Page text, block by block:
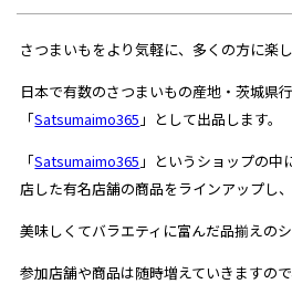
さつまいもをより気軽に、多くの方に楽
日本で有数のさつまいもの産地・茨城県
「Satsumaimo365 」として出品します。
「Satsumaimo365 」というショップの中
店した有名店舗の商品をラインアップし、
美味しくてバラエティに富んだ品揃えのシ
参加店舗や商品は随時増えていきますの